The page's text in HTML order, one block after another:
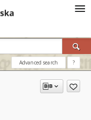
Advanced search ?